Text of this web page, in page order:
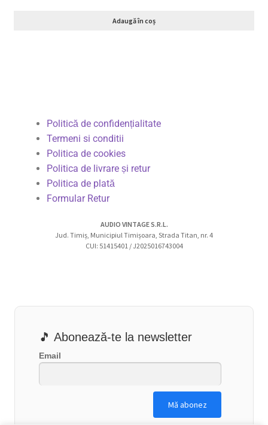
Adaugă în coș
Politică de confidențialitate
Termeni si conditii
Politica de cookies
Politica de livrare și retur
Politica de plată
Formular Retur
AUDIO VINTAGE S.R.L.
Jud. Timiș, Municipiul Timișoara, Strada Titan, nr. 4
CUI: 51415401 / J2025016743004
🎵 Abonează-te la newsletter
Email